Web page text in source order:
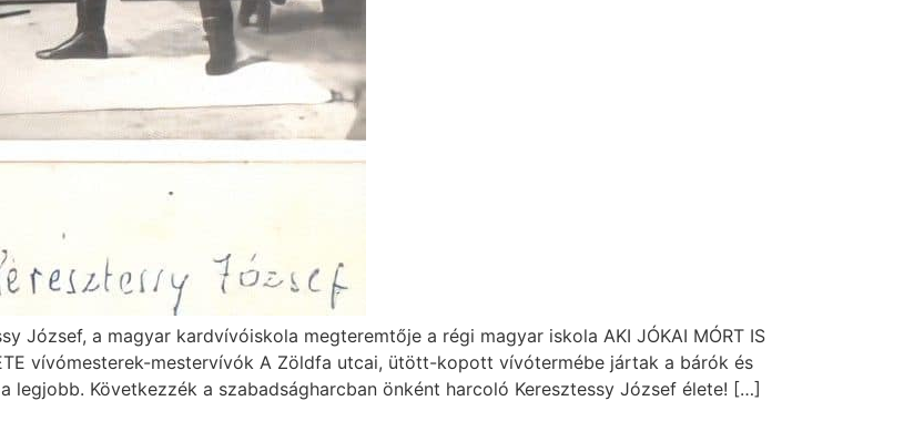
József, a magyar kardvívóiskola megteremtője a régi magyar iskola AKI JÓKAI MÓRT IS
vívómesterek-mestervívók A Zöldfa utcai, ütött-kopott vívótermébe jártak a bárók és
Következzék a szabadságharcban önként harcoló Keresztessy József élete! […]